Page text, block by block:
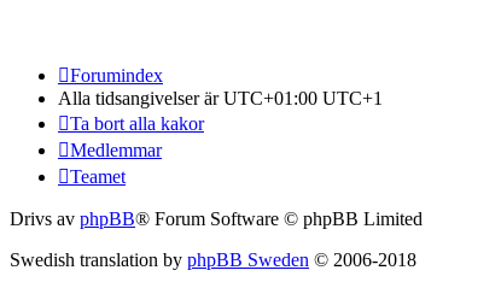
Forumindex
Alla tidsangivelser är UTC+01:00 UTC+1
Ta bort alla kakor
Medlemmar
Teamet
Drivs av phpBB® Forum Software © phpBB Limited
Swedish translation by phpBB Sweden © 2006-2018